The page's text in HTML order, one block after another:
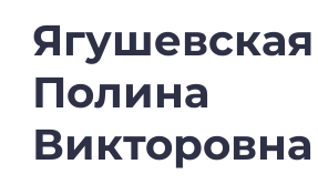
Ягушевская
Полина
Викторовна